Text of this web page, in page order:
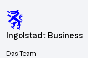
Ingolstadt Business
Das Team